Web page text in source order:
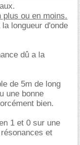
plus ou en moins.
longueur d'onde
dû a la
de 5m de long
une bonne
bien.
1 et 0 sur une
et